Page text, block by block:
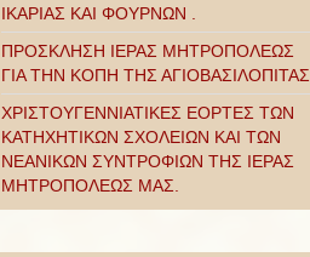
ΙΚΑΡΙΑΣ ΚΑΙ ΦΟΥΡΝΩΝ .
ΠΡΟΣΚΛΗΣΗ ΙΕΡΑΣ ΜΗΤΡΟΠΟΛΕΩΣ
ΓΙΑ ΤΗΝ ΚΟΠΗ ΤΗΣ ΑΓΙΟΒΑΣΙΛΟΠΙΤΑΣ
ΧΡΙΣΤΟΥΓΕΝΝΙΑΤΙΚΕΣ ΕΟΡΤΕΣ ΤΩΝ
ΚΑΤΗΧΗΤΙΚΩΝ ΣΧΟΛΕΙΩΝ ΚΑΙ ΤΩΝ
ΝΕΑΝΙΚΩΝ ΣΥΝΤΡΟΦΙΩΝ ΤΗΣ ΙΕΡΑΣ
ΜΗΤΡΟΠΟΛΕΩΣ ΜΑΣ.